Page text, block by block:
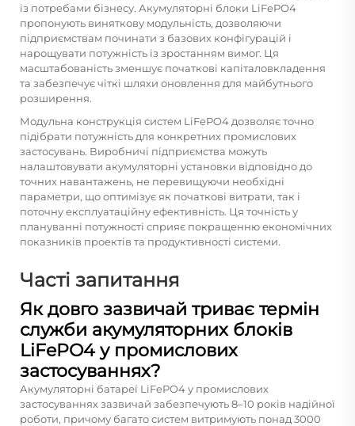
із потребами бізнесу. Акумуляторні блоки LiFePO4
пропонують виняткову модульність, дозволяючи
підприємствам починати з базових конфігурацій і
нарощувати потужність із зростанням вимог. Ця
масштабованість зменшує початкові капіталовкладення
та забезпечує чіткі шляхи оновлення для майбутнього
розширення.
Модульна конструкція систем LiFePO4 дозволяє точно
підібрати потужність для конкретних промислових
застосувань. Виробничі підприємства можуть
налаштовувати акумуляторні установки відповідно до
точних навантажень, не перевищуючи необхідні
параметри, що оптимізує як початкові витрати, так і
поточну експлуатаційну ефективність. Ця точність у
плануванні потужності сприяє покращенню економічних
показників проектів та продуктивності системи.
Часті запитання
Як довго зазвичай триває термін
служби акумуляторних блоків
LiFePO4 у промислових
застосуваннях?
Акумуляторні батареї LiFePO4 у промислових
застосуваннях зазвичай забезпечують 8–10 років надійної
роботи, причому багато систем витримують понад 3000